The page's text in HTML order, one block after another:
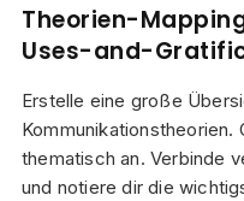
Theorien-
Uses-and-
Erstelle eine große
thematisch an. Verbinde
und notiere dir die